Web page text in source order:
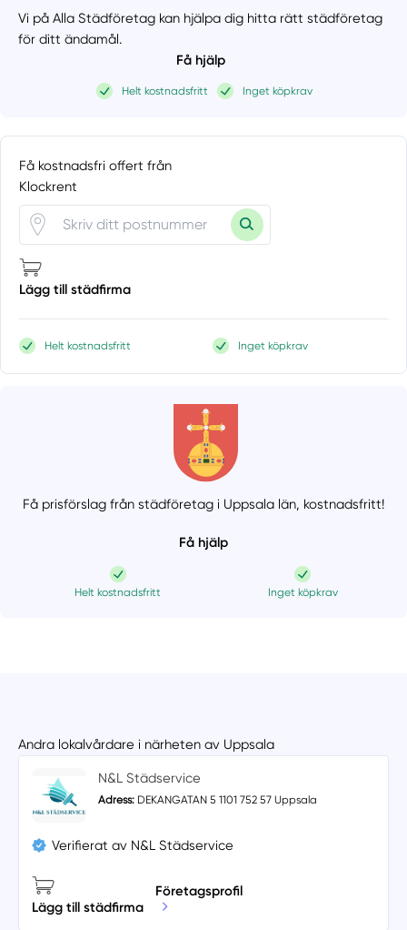
Vi på Alla Städföretag kan hjälpa dig hitta rätt städföretag
för ditt ändamål.
Få hjälp
Helt kostnadsfritt Inget köpkrav
Få kostnadsfri offert från
Klockrent
Lägg till städfirma
Helt kostnadsfritt Inget köpkrav
Få prisförslag från städföretag i Uppsala län, kostnadsfritt!
Få hjälp
Helt kostnadsfritt Inget köpkrav
Andra lokalvårdare i närheten av Uppsala
N&L Städservice
Adress: DEKANGATAN 5 1101 752 57 Uppsala
Verifierat av N&L Städservice
Lägg till städfirma
Företagsprofil